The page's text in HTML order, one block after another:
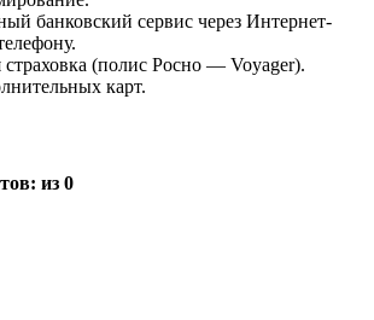
банковский сервис через Интернет-
(полис Росно — Voyager).
карт.
из 0